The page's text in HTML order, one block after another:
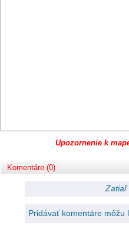
Upozornenie k
Komentáre (0)
Zatiaľ
Pridávať komentáre